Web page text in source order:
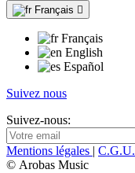
Français 
Français
English
Español
Suivez nous
Suivez-nous:
Mentions légales | C.G.U.
© Arobas Music